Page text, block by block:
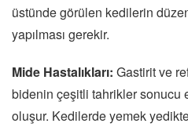
üstünde görülen kedilerin
yapılması gerekir.
Mide Hastalıkları: Gastirit ve
bidenin çeşitli tahrikler sonucu
oluşur. Kedilerde yemek